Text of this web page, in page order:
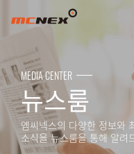
NEWSROOM
MEDIA CENTER
뉴스룸
엠씨넥스의 다양한 정보와
소식을 뉴스룸을 통해 알려